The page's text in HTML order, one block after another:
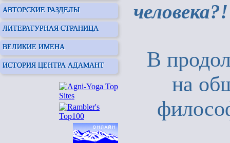
АВТОРСКИЕ РАЗДЕЛЫ
ЛИТЕРАТУРНАЯ СТРАНИЦА
ВЕЛИКИЕ ИМЕНА
ИСТОРИЯ ЦЕНТРА АДАМАНТ
человека?!
В
на